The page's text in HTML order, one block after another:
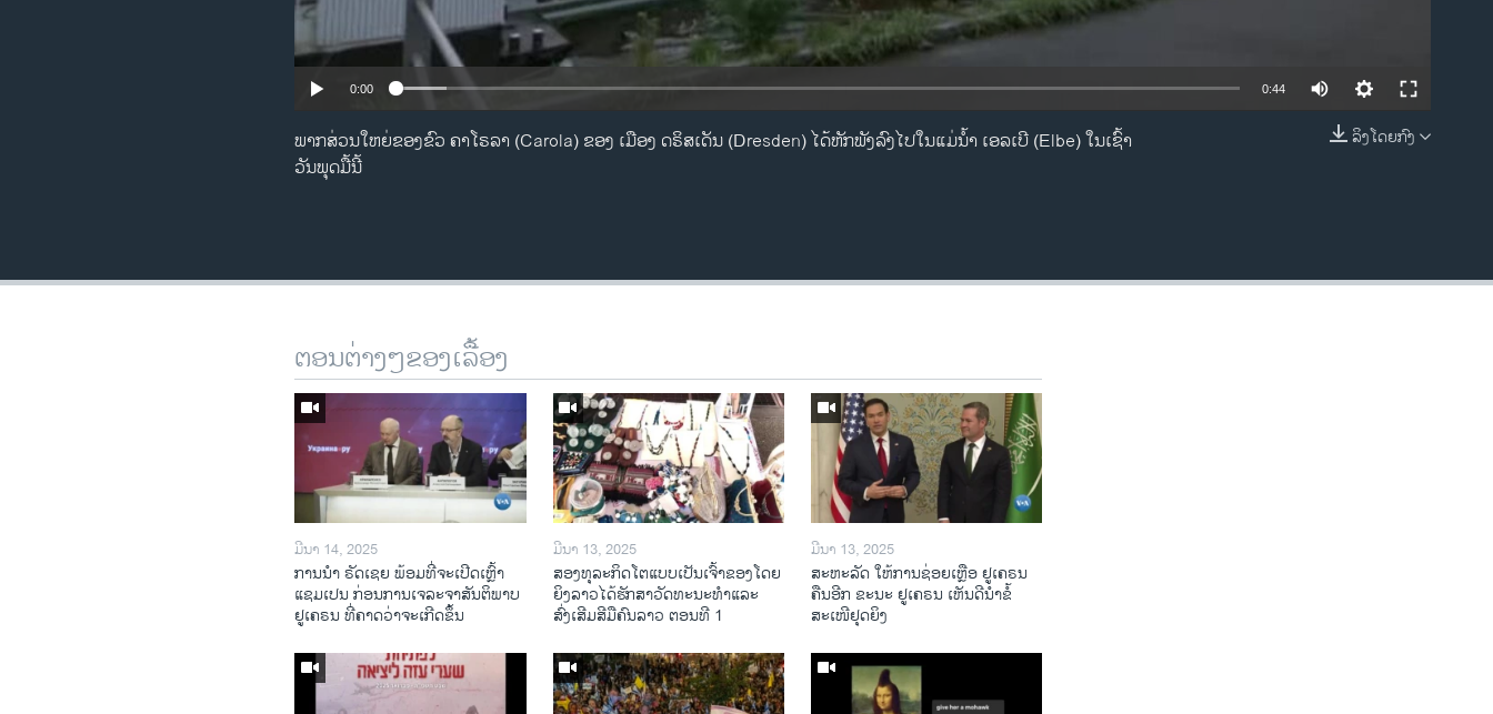
EMBED
0:00 0:44
ລິງໂດຍກົງ
ພາກສ່ວນໃຫຍ່ຂອງຂົວ ຄາໂຣລາ (Carola) ຂອງ ເມືອງ ດຣິສເດັນ (Dresden) ໄດ້ຫັກພັງລົງໄປໃນແມ່ນໍ້າ ເອລເບີ (Elbe) ໃນເຊົ້າ
ວັນພຸດມື້ນີ້
ຕອນຕ່າງໆຂອງເລື້ອງ
ມີນາ 14, 2025
ການ​ນຳ ຣັດ​ເຊຍ ພ້ອມ​ທີ່​ຈະ​ເປີ​ດ​ເຫຼົ້າ​
ແຊມ​ເປນ ກ່ອນການ​ເຈ​ລະ​ຈາ​ສັນ​ຕິ​ພາບ
ຢູ​ເຄ​ຣນ ທີ່​ຄາດ​ວ່າ​ຈະ​ເກີດ​ຂຶ້ນ
ມີນາ 13, 2025
ສອງທຸລະກິດໂຕແບບເປັນເຈົ້າຂອງໂດຍ
ຍິງລາວໄດ້ຮັກສາວັດທະນະທຳແລະ
ສົ່ງເສີມສີມືຄົນລາວ ຕອນທີ 1
ມີນາ 13, 2025
ສະຫະລັດ ໃຫ້ການຊ່ອຍເຫຼືອ ຢູເຄຣນ
ຄືນອີກ ຂະນະ ຢູເຄຣນ ເຫັນດີນຳຂໍ້
ສະເໜີຢຸດຍິງ